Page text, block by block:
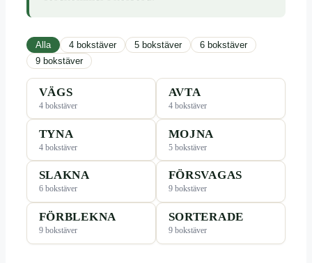
Alla 4 bokstäver 5 bokstäver
6 bokstäver
9 bokstäver
VÄGS
4 bokstäver
AVTA
4 bokstäver
TYNA
4 bokstäver
MOJNA
5 bokstäver
SLAKNA
6 bokstäver
FÖRSVAGAS
9 bokstäver
FÖRBLEKNA
9 bokstäver
SORTERADE
9 bokstäver